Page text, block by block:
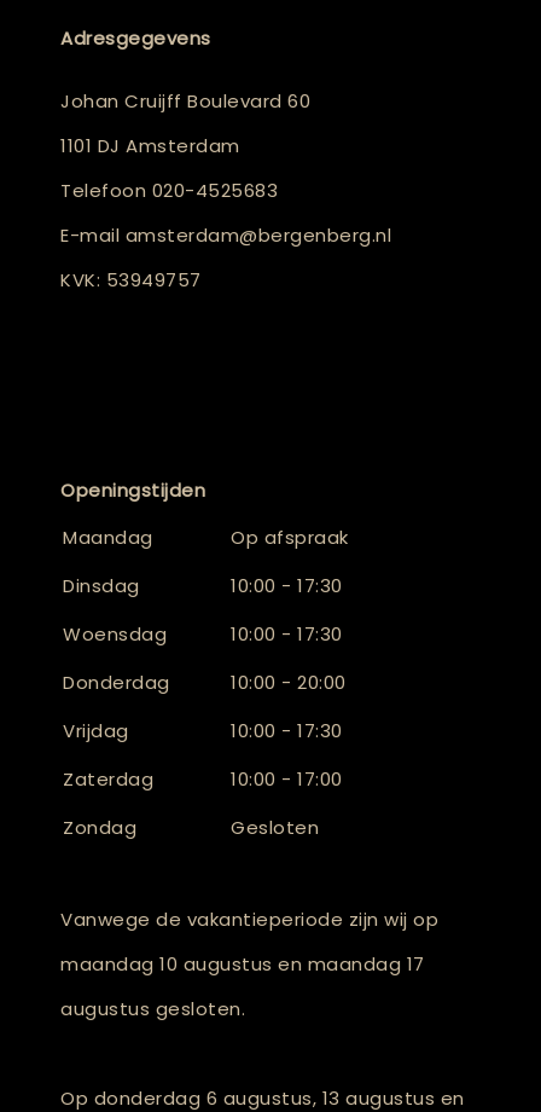
Adresgegevens
Johan Cruijff Boulevard 60
1101 DJ Amsterdam
Telefoon 020-4525683
E-mail amsterdam@bergenberg.nl
KVK: 53949757
Openingstijden
Maandag
Op afspraak
Dinsdag
10:00 - 17:30
Woensdag
10:00 - 17:30
Donderdag
10:00 - 20:00
Vrijdag
10:00 - 17:30
Zaterdag
10:00 - 17:00
Zondag
Gesloten
Vanwege de vakantieperiode zijn wij op
maandag 10 augustus en maandag 17
augustus gesloten.
Op donderdag 6 augustus, 13 augustus en